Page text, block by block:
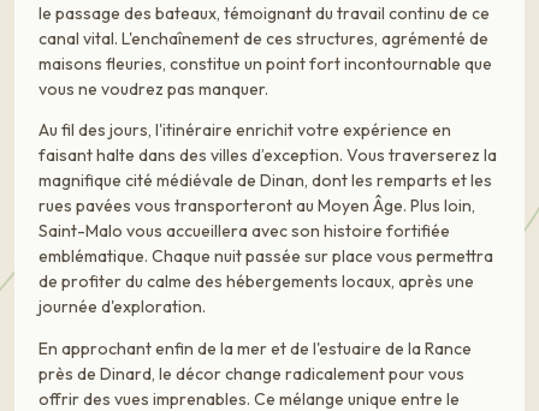
le passage des bateaux, témoignant du travail continu de ce
canal vital. L'enchaînement de ces structures, agrémenté de
maisons fleuries, constitue un point fort incontournable que
vous ne voudrez pas manquer.
Au fil des jours, l'itinéraire enrichit votre expérience en
faisant halte dans des villes d’exception. Vous traverserez la
magnifique cité médiévale de Dinan, dont les remparts et les
rues pavées vous transporteront au Moyen Âge. Plus loin,
Saint-Malo vous accueillera avec son histoire fortifiée
emblématique. Chaque nuit passée sur place vous permettra
de profiter du calme des hébergements locaux, après une
journée d'exploration.
En approchant enfin de la mer et de l'estuaire de la Rance
près de Dinard, le décor change radicalement pour vous
offrir des vues imprenables. Ce mélange unique entre le